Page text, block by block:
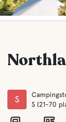
S
S (21-70